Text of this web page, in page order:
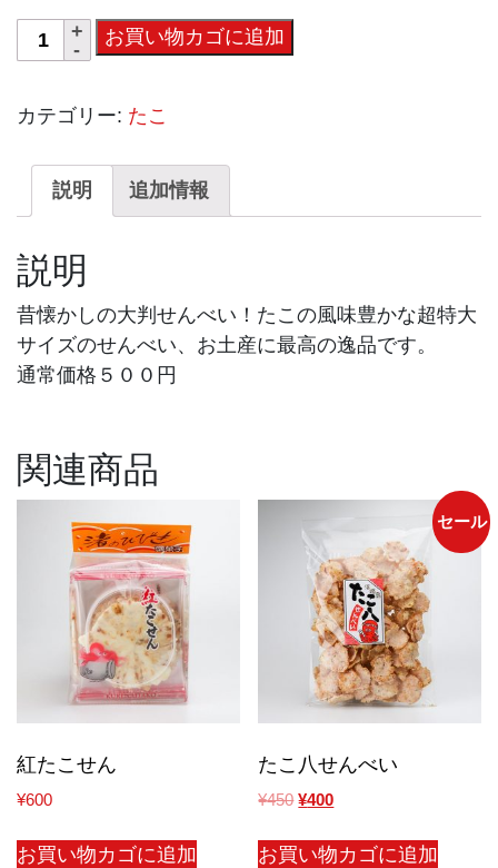
こ
ん
大
個
お買い物カゴに追加
カテゴリー: たこ
説明 追加情報
説明
昔懐かしの大判せんべい！たこの風味豊かな超特大
サイズのせんべい、お土産に最高の逸品です。
通常価格５００円
関連商品
紅たこせん
¥600
お買い物カゴに追加
セール
たこ八せんべい
¥450 ¥400
お買い物カゴに追加